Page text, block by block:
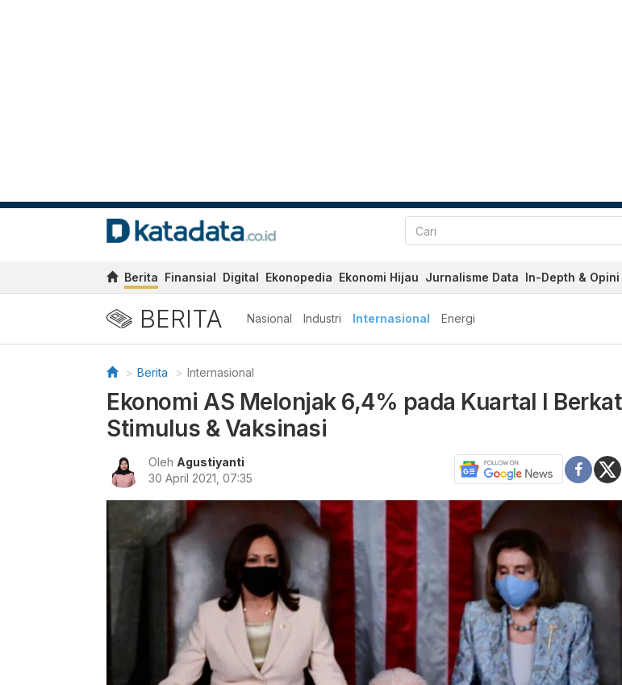
Berita Finansial Digital Ekonopedia Ekonomi Hijau Jurnalisme Data In-Depth & Opini
BERITA Nasional Industri Internasional Energi
Berita Internasional
Ekonomi AS Melonjak 6,4% pada Kuartal I Berkat
Stimulus & Vaksinasi
Oleh Agustiyanti
30 April 2021, 07:35